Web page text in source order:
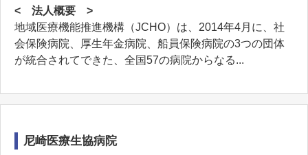
< 法人概要 >
地域医療機能推進機構（JCHO）は、2014年4月に、社
会保険病院、厚生年金病院、船員保険病院の3つの団体
が統合されてできた、全国57の病院からなる...
尼崎医療生協病院